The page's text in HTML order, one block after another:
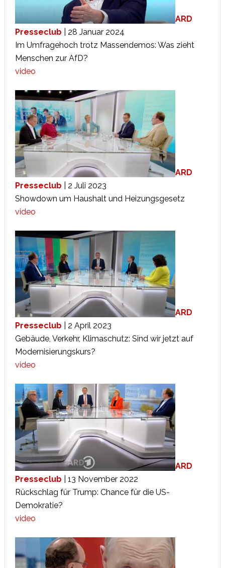
ARD
Presseclub | 28 Januar 2024
Im Umfragehoch trotz Massendemos: Was zieht
Menschen zur AfD?
video
ARD
Presseclub | 2 Juli 2023
Showdown um Haushalt und Heizungsgesetz
video
ARD
Presseclub | 2 April 2023
Gebäude, Verkehr, Klimaschutz: Sind wir jetzt auf
Modernisierungskurs?
video
ARD
Presseclub | 13 November 2022
Rückschlag für Trump: Chance für die US-
Demokratie?
video